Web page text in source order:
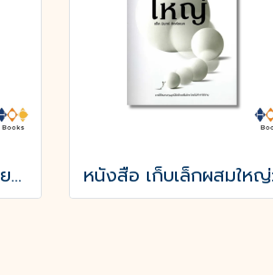
หนังสือ 50 ไอเดียที่เปลี่ยนมุมมองทางธุรกิจไปตลอดกาล